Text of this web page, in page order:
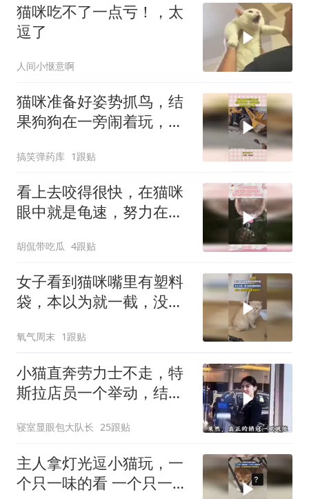
猫咪吃不了一点亏！，太
逗了
人间小惬意啊
猫咪准备好姿势抓鸟，结
果狗狗在一旁闹着玩，狐
搞笑弹药库 1跟贴
看上去咬得很快，在猫咪
眼中就是龟速，努力在天
胡侃带吃瓜 4跟贴
女子看到猫咪嘴里有塑料
袋，本以为就一截，没想
氧气周末 1跟贴
小猫直奔劳力士不走，特
斯拉店员一个举动，结果
寝室显眼包大队长 25跟贴
主人拿灯光逗小猫玩，一
个只一味的看 一个只一味